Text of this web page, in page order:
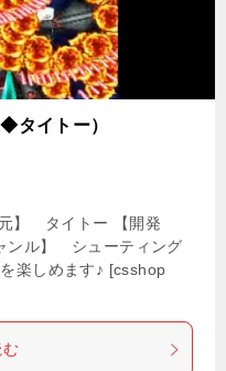
タイトー）
】 タイトー 【開発
ンル】 シューティング
楽しめます♪ [csshop